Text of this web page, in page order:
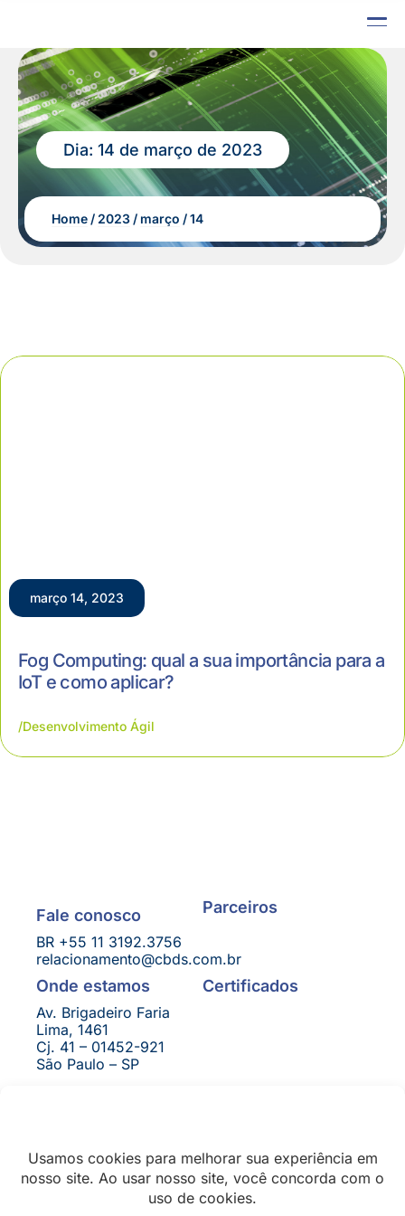
Dia: 14 de março de 2023
Home 2023 março 14
março 14, 2023
Fog Computing: qual a sua importância para a
IoT e como aplicar?
Desenvolvimento Ágil
Fale conosco
BR +55 11 3192.3756
relacionamento@cbds.com.br
Onde estamos
Av. Brigadeiro Faria
Lima, 1461
Cj. 41 – 01452-921
São Paulo – SP
Parceiros
Certificados